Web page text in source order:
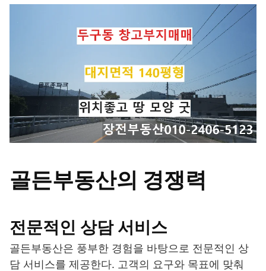
골든부동산의 경쟁력
전문적인 상담 서비스
골든부동산은 풍부한 경험을 바탕으로 전문적인 상
담 서비스를 제공한다. 고객의 요구와 목표에 맞춰